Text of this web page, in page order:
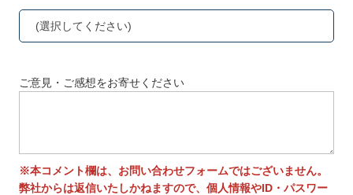
(選択してください)
ご意見・ご感想をお寄せください
※本コメント欄は、お問い合わせフォームではございません。
弊社からは返信いたしかねますので、個人情報やID・パスワー